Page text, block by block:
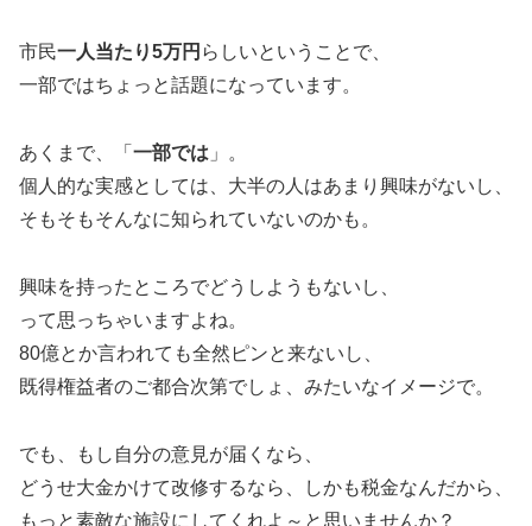
市民一人当たり5万円 らしいということで、
一部ではちょっと話題になっています。
あくまで、「 一部では 」。
個人的な実感としては、大半の人はあまり興味がないし、
そもそもそんなに知られていないのかも。
興味を持ったところでどうしようもないし、
って思っちゃいますよね。
80億とか言われても全然ピンと来ないし、
既得権益者のご都合次第でしょ、みたいなイメージで。
でも、もし自分の意見が届くなら、
どうせ大金かけて改修するなら、しかも税金なんだから、
もっと素敵な施設にしてくれよ～と思いませんか？